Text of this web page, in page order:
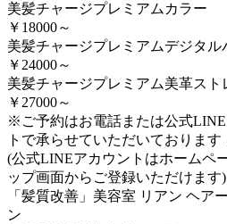
美髪チャージプレミアムカラー
￥18000～
美髪チャージプレミアムデジタル
￥24000～
美髪チャージプレミアム美革スト
￥27000～
※ご予約はお電話または公式
トで承らせていただいております
(公式LINEアカウントはホームペ
ップ画面からご登録いただけます)
「髪質改善」美容室 リアン ヘア
ン